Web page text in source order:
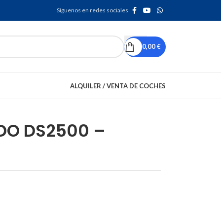
Síguenos en redes sociales
0,00€
ALQUILER / VENTA DE COCHES
DS2500 –